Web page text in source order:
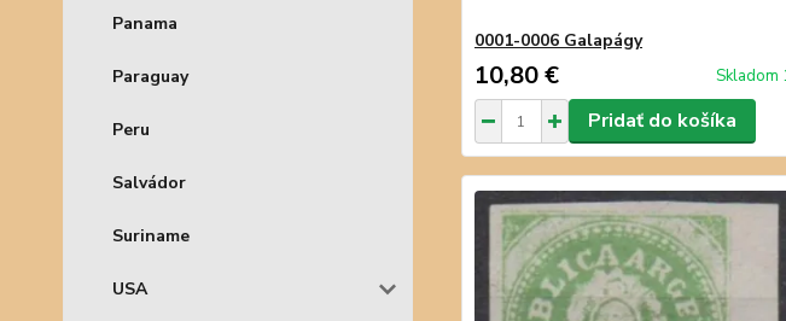
Panama
Paraguay
Peru
Salvádor
Suriname
USA
0001-0006 Galapágy
10,80 € Skladom
Pridať do košíka